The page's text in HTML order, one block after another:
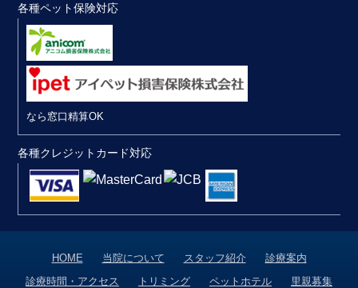
各種ペット保険対応
なら窓口精算OK
各種クレジットカード対応
HOME 当院について スタッフ紹介
診療案内
診療時間・アクセス
トリミング ペットホテル 里親募集